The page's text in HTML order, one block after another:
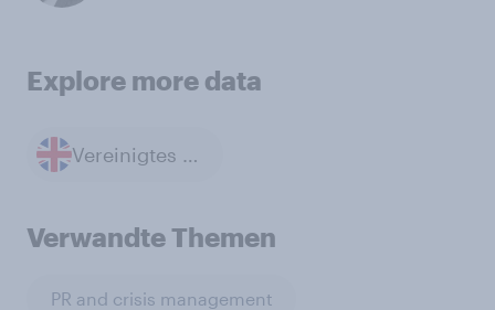
Explore more data
Vereinigtes Königreich
Verwandte Themen
PR and crisis management